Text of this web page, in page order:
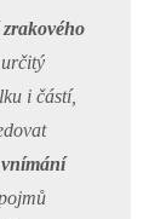
i částí,
vnímání